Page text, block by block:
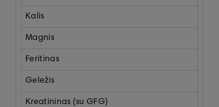
Kalis
Magnis
Feritinas
Geležis
Kreatininas (su GFG)